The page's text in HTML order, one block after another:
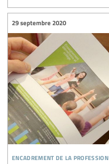
encadrement de la profession
29 septembre 2020